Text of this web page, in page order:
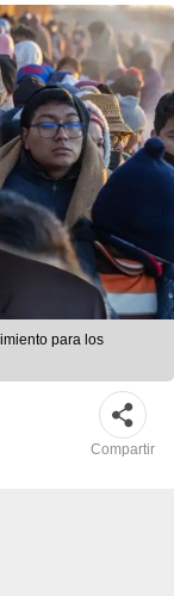
para los
Compartir